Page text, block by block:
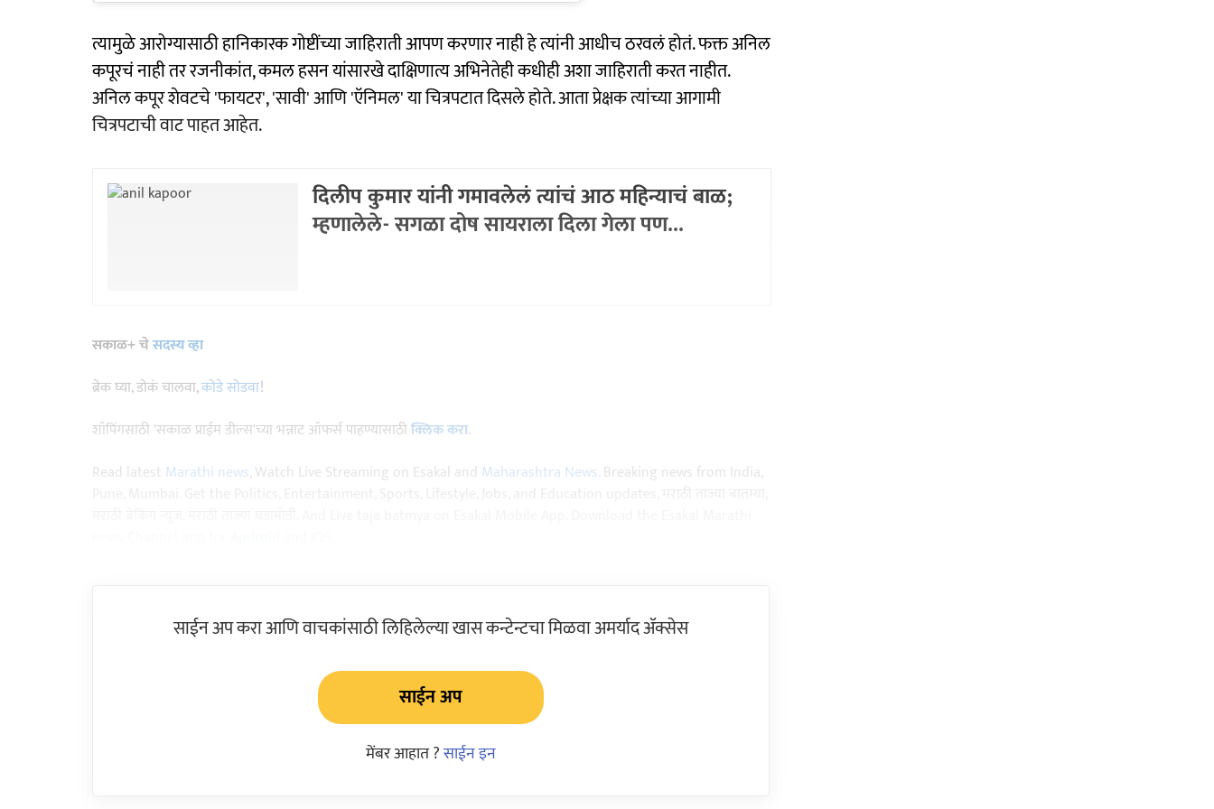
त्यामुळे आरोग्यासाठी हानिकारक गोष्टींच्या जाहिराती आपण करणार नाही हे त्यांनी आधीच ठरवलं होतं. फक्त अनिल
कपूरचं नाही तर रजनीकांत, कमल हसन यांसारखे दाक्षिणात्य अभिनेतेही कधीही अशा जाहिराती करत नाहीत.
अनिल कपूर शेवटचे 'फायटर', 'सावी' आणि 'ऍनिमल' या चित्रपटात दिसले होते. आता प्रेक्षक त्यांच्या आगामी
चित्रपटाची वाट पाहत आहेत.
दिलीप कुमार यांनी गमावलेलं त्यांचं आठ महिन्याचं बाळ;
म्हणालेले- सगळा दोष सायराला दिला गेला पण...
सकाळ+ चेसदस्य व्हा
ब्रेक घ्या, डोकं चालवा,कोडे सोडवा!
शॉपिंगसाठी 'सकाळ प्राईम डील्स'च्या भन्नाट ऑफर्स पाहण्यासाठीक्लिक करा.
Read latest Marathi news, Watch Live Streaming on Esakal and Maharashtra News . Breaking news from India,
Pune, Mumbai. Get the Politics, Entertainment, Sports, Lifestyle, Jobs, and Education updates, मराठी ताज्या बातम्या,
साईन अप करा आणि वाचकांसाठी लिहिलेल्या खास कन्टेन्टचा मिळवा अमर्याद ॲक्सेस
साईन अप
मेंबर आहात ?साईन इन